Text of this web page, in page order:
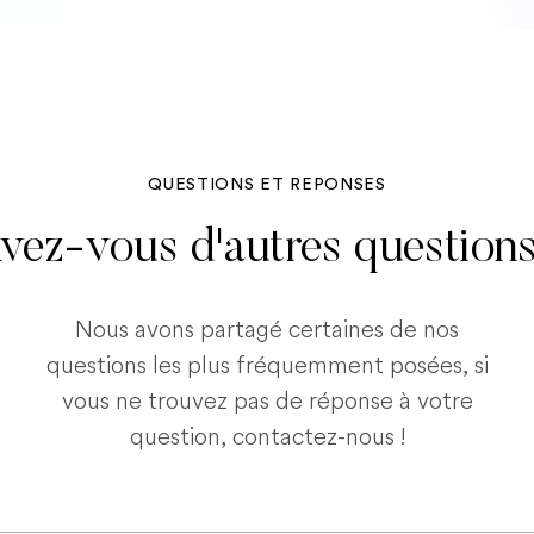
QUESTIONS ET REPONSES
vous d'autres
Nous avons partagé certaines de nos
questions les plus fréquemment posées, si
vous ne trouvez pas de réponse à votre
question, contactez-nous !